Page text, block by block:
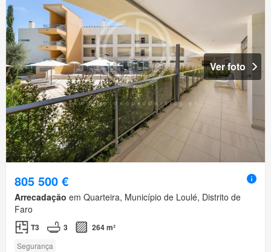
Ver foto
805 500 €
Arrecadação em Quarteira, Município de Loulé, Distrito de
Faro
T3 3 264 m²
Segurança